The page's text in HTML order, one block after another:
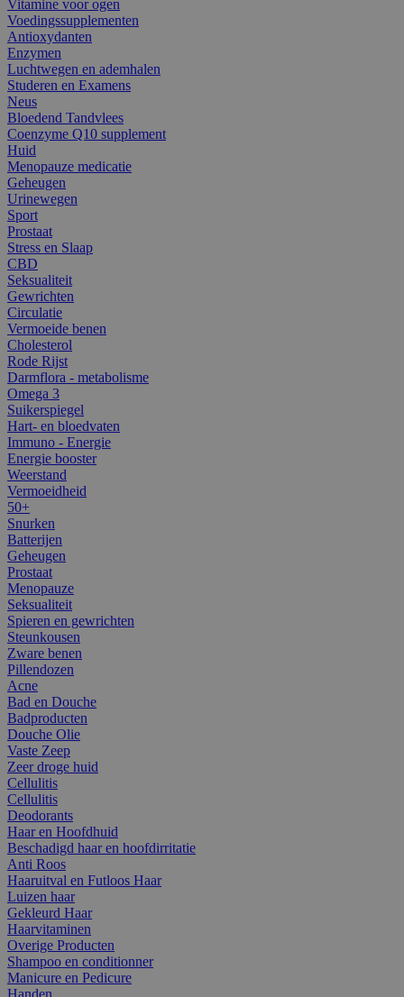
Vitamine voor ogen
Voedingssupplementen
Antioxydanten
Enzymen
Luchtwegen en ademhalen
Studeren en Examens
Neus
Bloedend Tandvlees
Coenzyme Q10 supplement
Huid
Menopauze medicatie
Geheugen
Urinewegen
Sport
Prostaat
Stress en Slaap
CBD
Seksualiteit
Gewrichten
Circulatie
Vermoeide benen
Cholesterol
Rode Rijst
Darmflora - metabolisme
Omega 3
Suikerspiegel
Hart- en bloedvaten
Immuno - Energie
Energie booster
Weerstand
Vermoeidheid
50+
Snurken
Batterijen
Geheugen
Prostaat
Menopauze
Seksualiteit
Spieren en gewrichten
Steunkousen
Zware benen
Pillendozen
Acne
Bad en Douche
Badproducten
Douche Olie
Vaste Zeep
Zeer droge huid
Cellulitis
Cellulitis
Deodorants
Haar en Hoofdhuid
Beschadigd haar en hoofdirritatie
Anti Roos
Haaruitval en Futloos Haar
Luizen haar
Gekleurd Haar
Haarvitaminen
Overige Producten
Shampoo en conditionner
Manicure en Pedicure
Handen